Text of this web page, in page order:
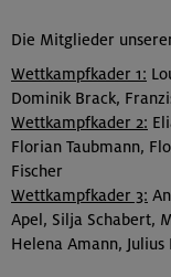
Die Mitglieder
Wettkampfkader 1:
Dominik Brack,
Wettkampfkader 2:
Florian Taubmann,
Fischer
Wettkampfkader 3:
Apel, Silja Schabert,
Helena Amann, Julius